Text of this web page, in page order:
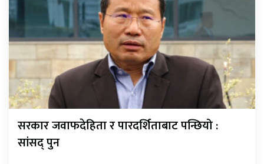
सरकार जवाफदेहिता र पारदर्शिताबाट पन्छियो :
सांसद् पुन